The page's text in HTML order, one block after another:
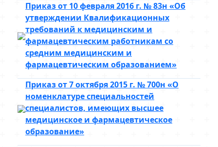
Приказ от 10 февраля 2016 г. № 83н «Об
утверждении Квалификационных
требований к медицинским и
фармацевтическим работникам со
средним медицинским и
фармацевтическим образованием»
Приказ от 7 октября 2015 г. № 700н «О
номенклатуре специальностей
специалистов, имеющих высшее
медицинское и фармацевтическое
образование»